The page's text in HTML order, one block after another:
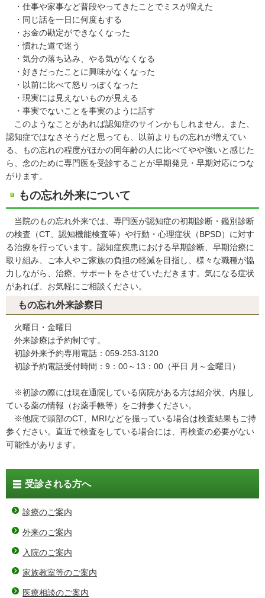
・仕事や家事など普段やってきたことでミスが増えた
・同じ話を一日に何度もする
・お金の勘定ができなくなった
・慣れた道で迷う
・気分の落ち込み、やる気がなくなる
・好きだったことに興味がなくなった
・以前に比べて怒りっぽくなった
・現実には見えないものが見える
・事実でないことを事実のように話す
このようなことがあれば認知症のサインかもしれません。また、
認知症ではなさそうだと思っても、以前よりもの忘れが増えてい
る、もの忘れの程度がほかの同年齢の人に比べてやや強いと感じた
ら、念のために専門医を受診することが早期発見・早期対応につな
がります。
もの忘れ外来について
当院のもの忘れ外来では、専門医が認知症の初期診断・鑑別診断
の検査（CT、認知機能検査等）や行動・心理症状（BPSD）に対す
る治療を行っています。認知症疾患における早期診断、早期治療に
取り組み、ご本人やご家族の負担の軽減を目指し、様々な職種が協
力しながら、治療、サポートをさせていただきます。気になる症状
があれば、お気軽にご相談ください。
もの忘れ外来診察日
火曜日・金曜日
外来診療は予約制です。
初診外来予約専用電話：059-253-3120
初診予約電話受付時間：9：00～13：00（平日 月～金曜日）
※初診の際には現在通院している病院がある方は紹介状、内服し
ている薬の情報（お薬手帳等）をご持参ください。
※他院で頭部のCT、MRIなどを撮っている場合は検査結果もご持
参ください。直近で検査をしている場合には、再検査の必要がない
可能性があります。
受診される方へ
診療のご案内
外来のご案内
入院のご案内
家族教室等のご案内
医療相談のご案内